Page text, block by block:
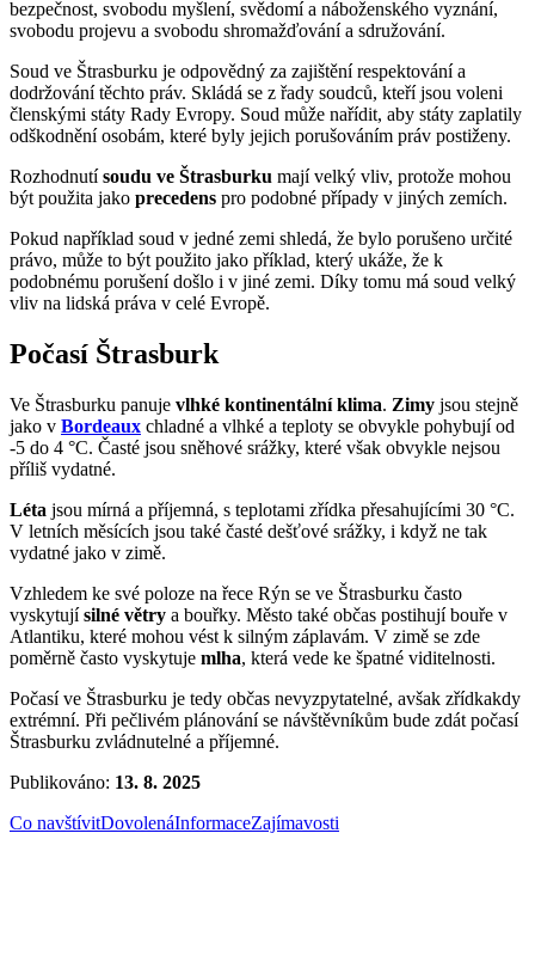
bezpečnost, svobodu myšlení, svědomí a náboženského vyznání,
svobodu projevu a svobodu shromažďování a sdružování.
Soud ve Štrasburku je odpovědný za zajištění respektování a
dodržování těchto práv. Skládá se z řady soudců, kteří jsou voleni
členskými státy Rady Evropy. Soud může nařídit, aby státy zaplatily
odškodnění osobám, které byly jejich porušováním práv postiženy.
Rozhodnutísoudu ve Štrasburku mají velký vliv, protože mohou
být použita jako precedens pro podobné případy v jiných zemích.
Pokud například soud v jedné zemi shledá, že bylo porušeno určité
právo, může to být použito jako příklad, který ukáže, že k
podobnému porušení došlo i v jiné zemi. Díky tomu má soud velký
vliv na lidská práva v celé Evropě.
Počasí Štrasburk
Ve Štrasburku panuje vlhké kontinentální klima. Zimy jsou stejně
jako v Bordeaux chladné a vlhké a teploty se obvykle pohybují od
-5 do 4 °C. Časté jsou sněhové srážky, které však obvykle nejsou
příliš vydatné.
Léta jsou mírná a příjemná, s teplotami zřídka přesahujícími 30 °C.
V letních měsících jsou také časté dešťové srážky, i když ne tak
vydatné jako v zimě.
Vzhledem ke své poloze na řece Rýn se ve Štrasburku často
vyskytujísilné větry a bouřky. Město také občas postihují bouře v
Atlantiku, které mohou vést k silným záplavám. V zimě se zde
poměrně často vyskytuje mlha, která vede ke špatné viditelnosti.
Počasí ve Štrasburku je tedy občas nevyzpytatelné, avšak zřídkakdy
extrémní. Při pečlivém plánování se návštěvníkům bude zdát počasí
Štrasburku zvládnutelné a příjemné.
Publikováno: 13. 8. 2025
Co navštívitDovolenáInformaceZajímavosti